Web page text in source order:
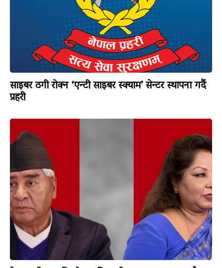
साइबर ठगी रोक्न ‘एन्टी साइबर स्क्याम’ सेन्टर स्थापना गर्दै
प्रहरी